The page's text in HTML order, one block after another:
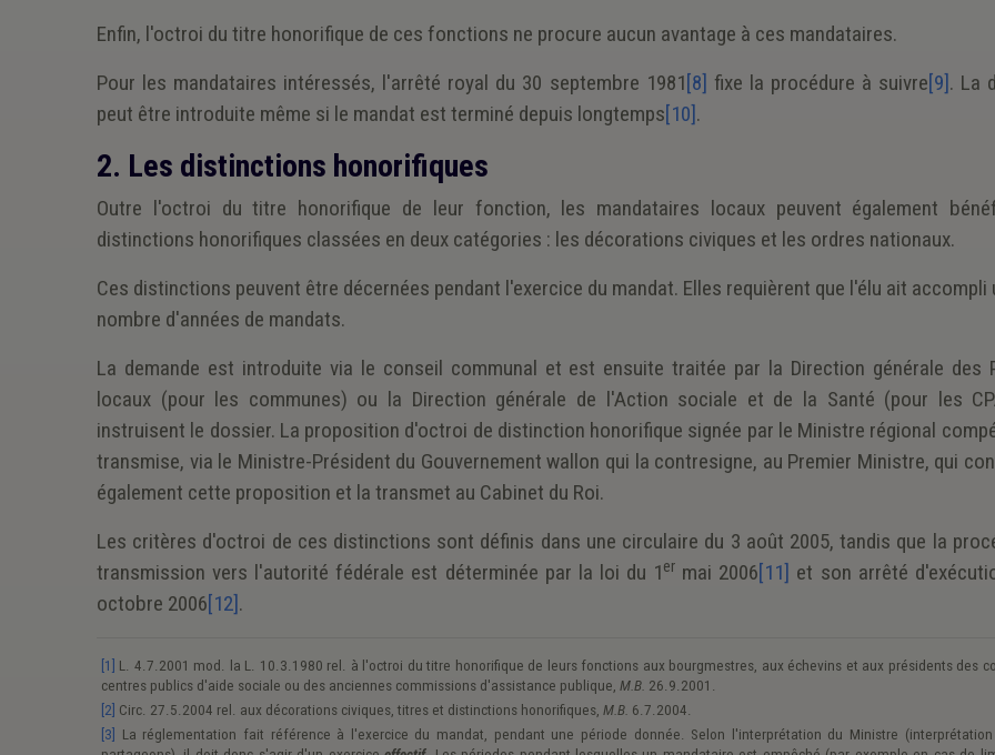
Enfin, l'octroi du titre honorifique de ces fonctions ne procure aucun avantage à ces mandataires.
Pour les mandataires intéressés, l'arrêté royal du 30 septembre 1981[8] fixe la procédure à suivre[9]. La
peut être introduite même si le mandat est terminé depuis longtemps[10].
2. Les distinctions honorifiques
Outre l'octroi du titre honorifique de leur fonction, les mandataires locaux peuvent également
distinctions honorifiques classées en deux catégories : les décorations civiques et les ordres nationaux.
Ces distinctions peuvent être décernées pendant l'exercice du mandat. Elles requièrent que l'élu ait accompli
nombre d'années de mandats.
La demande est introduite via le conseil communal et est ensuite traitée par la Direction générale des
locaux (pour les communes) ou la Direction générale de l'Action sociale et de la Santé (pour les
instruisent le dossier. La proposition d'octroi de distinction honorifique signée par le Ministre régional
transmise, via le Ministre-Président du Gouvernement wallon qui la contresigne, au Premier Ministre, qui
également cette proposition et la transmet au Cabinet du Roi.
Les critères d'octroi de ces distinctions sont définis dans une circulaire du 3 août 2005, tandis que la
transmission vers l'autorité fédérale est déterminée par la loi du 1er mai 2006[11] et son arrêté
octobre 2006[12].
[1]
L. 4.7.2001 mod. la L. 10.3.1980 rel. à l'octroi du titre honorifique de leurs fonctions aux bourgmestres, aux échevins et aux présidents des
centres publics d'aide sociale ou des anciennes commissions d'assistance publique, M.B. 26.9.2001.
[2] Circ. 27.5.2004 rel. aux décorations civiques, titres et distinctions honorifiques, M.B. 6.7.2004.
[3]
La réglementation fait référence à l'exercice du mandat, pendant une période donnée. Selon l'interprétation du Ministre